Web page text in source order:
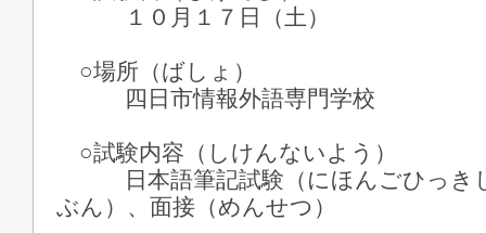
１０月１７日（土）
○場所（ばしょ）
四日市情報外語専門学校
○試験内容（しけんないよう）
日本語筆記試験（にほんごひっき
ぶん）、面接（めんせつ）